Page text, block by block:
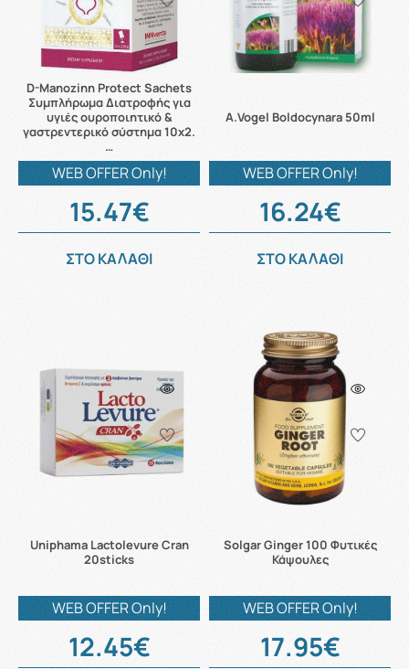
D-Manozinn Protect Sachets
Συμπλήρωμα Διατροφής για
υγιές ουροποιητικό &
γαστρεντερικό σύστημα 10x2.
…
WEB OFFER Only!
15.47€
ΣΤΟ ΚΑΛΑΘΙ
A.Vogel Boldocynara 50ml
WEB OFFER Only!
16.24€
ΣΤΟ ΚΑΛΑΘΙ
Uniphama Lactolevure Cran
20sticks
WEB OFFER Only!
12.45€
Solgar Ginger 100 Φυτικές
Κάψουλες
WEB OFFER Only!
17.95€